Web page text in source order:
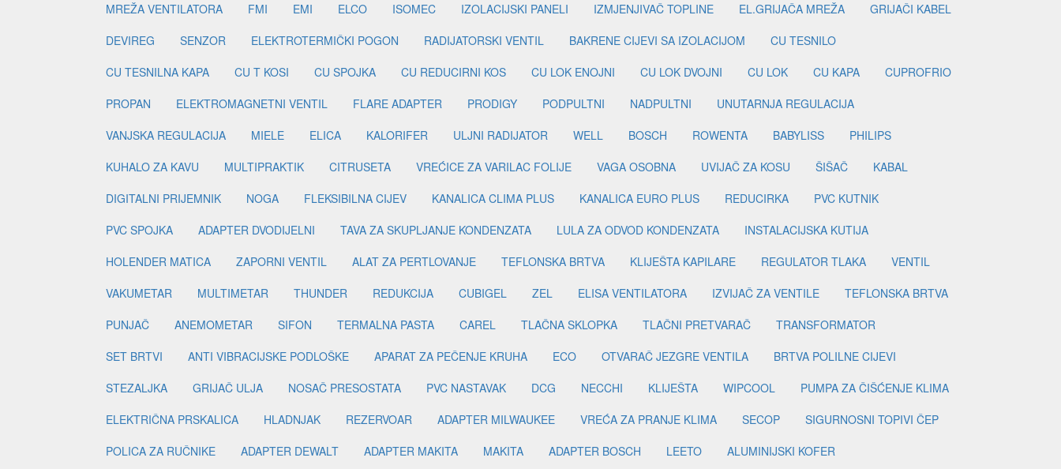
MREŽA VENTILATORA
FMI EMI ELCO ISOMEC IZOLACIJSKI PANELI IZMJENJIVAČ TOPLINE EL.GRIJAČA MREŽA
GRIJAČI KABEL
DEVIREG
SENZOR ELEKTROTERMIČKI POGON RADIJATORSKI VENTIL BAKRENE CIJEVI SA IZOLACIJOM
CU TESNILO
CU TESNILNA KAPA
CU T KOSI CU SPOJKA CU REDUCIRNI KOS CU LOK ENOJNI CU LOK DVOJNI CU LOK CU KAPA
CUPROFRIO
PROPAN
ELEKTROMAGNETNI VENTIL FLARE ADAPTER PRODIGY PODPULTNI NADPULTNI
UNUTARNJA REGULACIJA
VANJSKA REGULACIJA
MIELE ELICA KALORIFER ULJNI RADIJATOR WELL BOSCH ROWENTA BABYLISS
PHILIPS
KUHALO ZA KAVU
MULTIPRAKTIK CITRUSETA VREĆICE ZA VARILAC FOLIJE VAGA OSOBNA UVIJAČ ZA KOSU ŠIŠAČ
KABAL
DIGITALNI PRIJEMNIK
NOGA FLEKSIBILNA CIJEV KANALICA CLIMA PLUS KANALICA EURO PLUS REDUCIRKA
PVC KUTNIK
PVC SPOJKA
ADAPTER DVODIJELNI TAVA ZA SKUPLJANJE KONDENZATA LULA ZA ODVOD KONDENZATA
INSTALACIJSKA KUTIJA
HOLENDER MATICA
ZAPORNI VENTIL ALAT ZA PERTLOVANJE TEFLONSKA BRTVA KLIJEŠTA KAPILARE REGULATOR TLAKA
VENTIL
VAKUMETAR
MULTIMETAR THUNDER REDUKCIJA CUBIGEL ZEL ELISA VENTILATORA IZVIJAČ ZA VENTILE
TEFLONSKA BRTVA
PUNJAČ
ANEMOMETAR SIFON TERMALNA PASTA CAREL TLAČNA SKLOPKA TLAČNI PRETVARAČ
TRANSFORMATOR
SET BRTVI
ANTI VIBRACIJSKE PODLOŠKE APARAT ZA PEČENJE KRUHA ECO OTVARAČ JEZGRE VENTILA
BRTVA POLILNE CIJEVI
STEZALJKA
GRIJAČ ULJA NOSAČ PRESOSTATA PVC NASTAVAK DCG NECCHI KLIJEŠTA WIPCOOL
PUMPA ZA ČIŠĆENJE KLIMA
ELEKTRIČNA PRSKALICA
HLADNJAK REZERVOAR ADAPTER MILWAUKEE VREĆA ZA PRANJE KLIMA SECOP
SIGURNOSNI TOPIVI ČEP
POLICA ZA RUČNIKE
ADAPTER DEWALT ADAPTER MAKITA MAKITA ADAPTER BOSCH LEETO ALUMINIJSKI KOFER